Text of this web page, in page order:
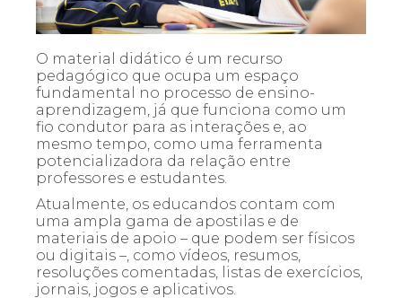
O material didático é um recurso
pedagógico que ocupa um espaço
fundamental no processo de ensino-
aprendizagem, já que funciona como um
fio condutor para as interações e, ao
mesmo tempo, como uma ferramenta
potencializadora da relação entre
professores e estudantes.
Atualmente, os educandos contam com
uma ampla gama de apostilas e de
materiais de apoio – que podem ser físicos
ou digitais –, como vídeos, resumos,
resoluções comentadas, listas de exercícios,
jornais, jogos e aplicativos.